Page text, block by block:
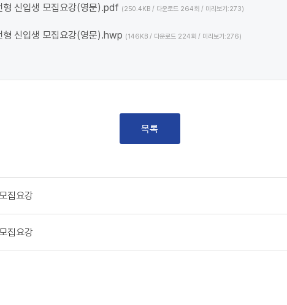
신입생 모집요강(영문).pdf (250.4KB / 다운로드 264회 / 미리보기:273)
신입생 모집요강(영문).hwp (146KB / 다운로드 224회 / 미리보기:276)
목록
집요강
집요강